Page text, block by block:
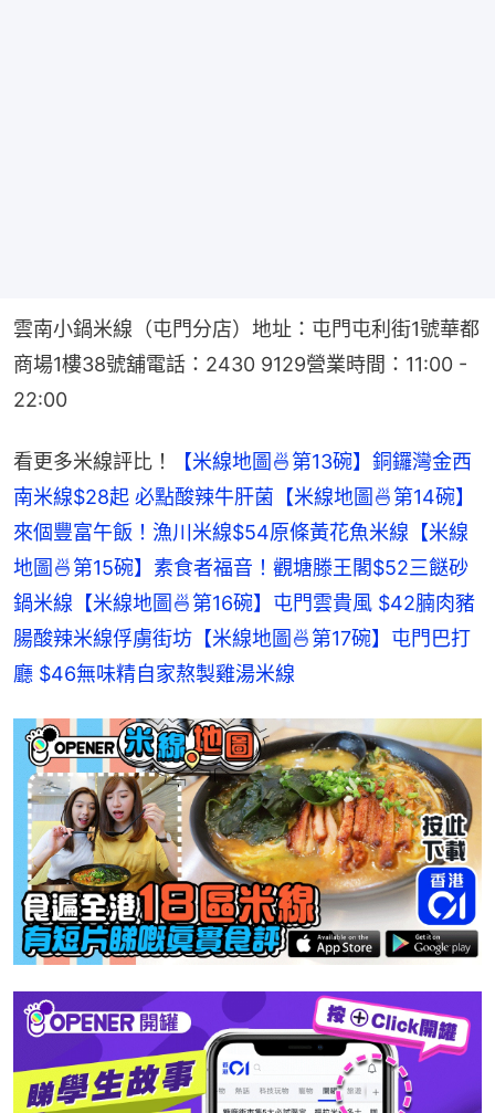
雲南小鍋米線（屯門分店）地址：屯門屯利街1號華都
商場1樓38號舖電話：2430 9129營業時間：11:00 -
22:00
看更多米線評比！
【米線地圖🍜第13碗】銅鑼灣金西
南米線$28起 必點酸辣牛肝菌 【米線地圖🍜第14碗】
來個豐富午飯！漁川米線$54原條黃花魚米線 【米線
地圖🍜第15碗】素食者福音！觀塘滕王閣$52三餸砂
鍋米線 【米線地圖🍜第16碗】屯門雲貴風 $42腩肉豬
腸酸辣米線俘虜街坊 【米線地圖🍜第17碗】屯門巴打
廳 $46無味精自家熬製雞湯米線